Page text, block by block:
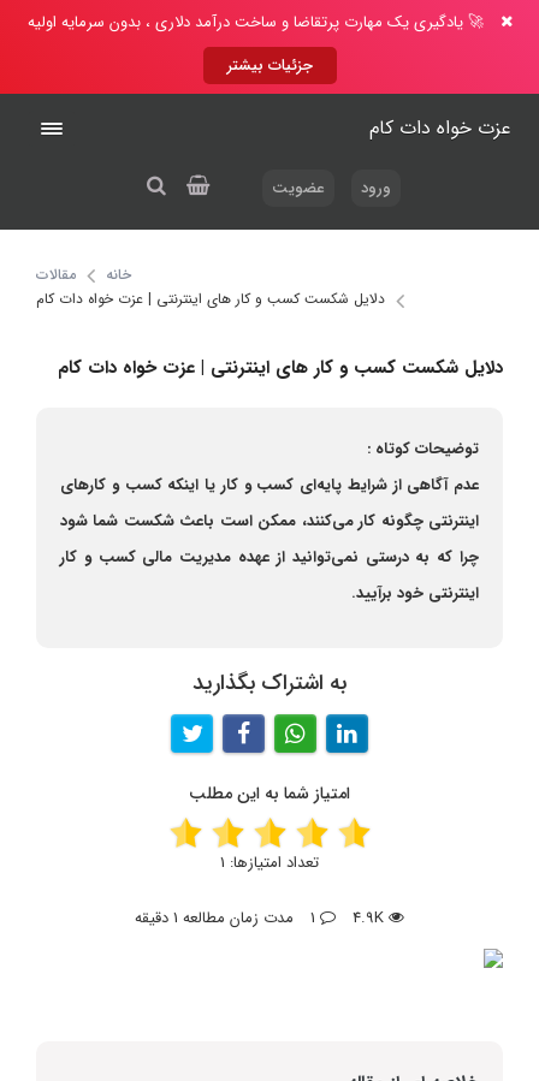
🚀 یادگیری یک مهارت پرتقاضا و ساخت درآمد دلاری ، بدون سرمایه اولیه
جزئیات بیشتر
عزت خواه دات کام
ورود عضویت
خانه
مقالات
دلایل شکست کسب و کار های اینترنتی | عزت خواه دات کام
دلایل شکست کسب و کار های اینترنتی | عزت خواه دات کام
توضیحات کوتاه :
عدم آگاهی از شرایط پایه‌ای کسب و کار یا اینکه کسب و کارهای
اینترنتی چگونه کار می‌‌کنند، ممکن است باعث شکست شما شود
چرا که به درستی نمی‌توانید از عهده مدیریت مالی کسب و کار
اینترنتی خود برآیید.
به اشتراک بگذارید
امتیاز شما به این مطلب
تعداد امتیازها: 1
مدت زمان مطالعه 1 دقیقه